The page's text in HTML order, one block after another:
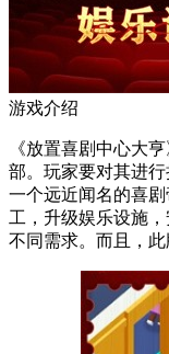
游戏介绍
《放置喜剧中心大
部。玩家要对其进
一个远近闻名的喜
工，升级娱乐设施
不同需求。而且，此